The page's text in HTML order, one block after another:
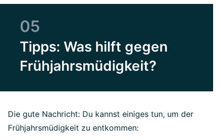
05
Tipps: Was hilft gegen
Frühjahrsmüdigkeit?
Die gute Nachricht: Du kannst einiges tun, um der
Frühjahrsmüdigkeit zu entkommen: